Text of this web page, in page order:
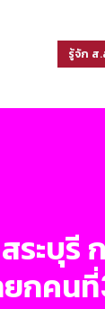
รู้จัก ส
ระบุรี
ยกคน